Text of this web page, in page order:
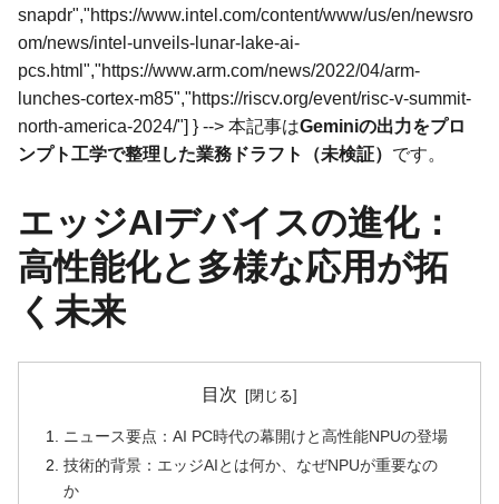
snapdr","https://www.intel.com/content/www/us/en/newsro
om/news/intel-unveils-lunar-lake-ai-
pcs.html","https://www.arm.com/news/2022/04/arm-
lunches-cortex-m85","https://riscv.org/event/risc-v-summit-
north-america-2024/"] } --> 本記事はGeminiの出力をプロ
ンプト工学で整理した業務ドラフト（未検証） です。
エッジAIデバイスの進化：
高性能化と多様な応用が拓
く未来
目次
ニュース要点：AI PC時代の幕開けと高性能NPUの登場
技術的背景：エッジAIとは何か、なぜNPUが重要なの
か